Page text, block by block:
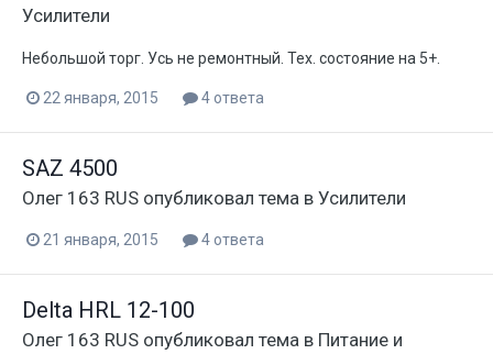
Усилители
Небольшой торг. Усь не ремонтный. Тех. состояние на 5+.
22 января, 2015 4 ответа
SAZ 4500
Олег 163 RUS опубликовал тема в Усилители
21 января, 2015 4 ответа
Delta HRL 12-100
Олег 163 RUS опубликовал тема в Питание и